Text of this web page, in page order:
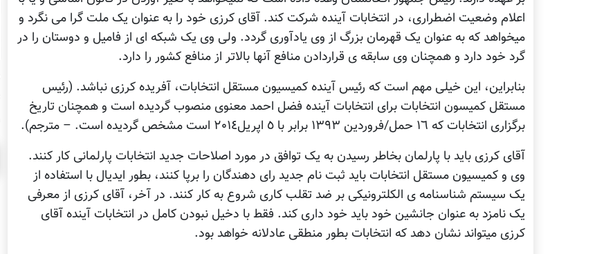
اعلام وضعیت اضطراری، در انتخابات آینده شرکت کند. آقای کرزی خود را به عنوان یک ملت گرا می نگرد و
میخواهد که به عنوان یک قهرمان بزرگ از وی یادآوری گردد. ولی وی یک شبکه ای از فامیل و دوستان را در
گرد خود دارد و همچنان وی سابقه ی قراردادن منافع آنها بالاتر از منافع کشور را دارد.
بنابراین، این خیلی مهم است که رئیس آینده کمیسیون مستقل انتخابات، آفریده کرزی نباشد. (رئیس
مستقل کمیسون انتخابات برای انتخابات آینده فضل احمد معنوی منصوب گردیده است و همچنان تاریخ
برگزاری انتخابات که ١٦ حمل/فروردین ١٣٩٣ برابر با ٥ اپریل٢٠١٤ است مشخص گردیده است. – مترجم).
آقای کرزی باید با پارلمان بخاطر رسیدن به یک توافق در مورد اصلاحات جدید انتخابات پارلمانی کار کنند.
وی و کمیسیون مستقل انتخابات باید ثبت نام جدید رای دهندگان را برپا کنند، بطور ایدیال با استفاده از
یک سیستم شناسنامه ی الکلترونیکی بر ضد تقلب کاری شروع به کار کنند. در آخر، آقای کرزی از معرفی
یک نامزد به عنوان جانشین خود باید خود داری کند. فقط با دخیل نبودن کامل در انتخابات آینده آقای
کرزی میتواند نشان دهد که انتخابات بطور منطقی عادلانه خواهد بود.